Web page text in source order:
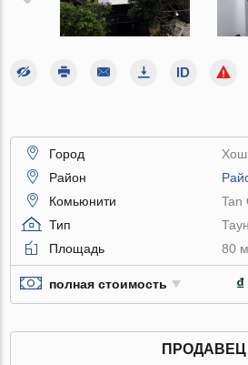
Город
Район
Комьюнити
Tan
Тип
Площадь
80
полная стоимость
ПРОДАВЕЦ